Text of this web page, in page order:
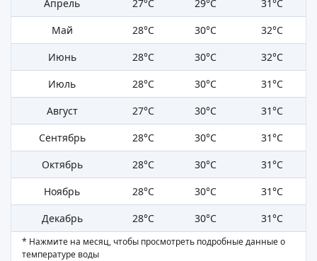
Апрель
27°C 29°C
31°C
Май
28°C 30°C
32°C
Июнь
28°C 30°C
32°C
Июль
28°C 30°C
31°C
Август
27°C 30°C
31°C
Сентябрь
28°C 30°C
31°C
Октябрь
28°C 30°C
31°C
Ноябрь
28°C 30°C
31°C
Декабрь
28°C 30°C 31°C
* Нажмите на месяц, чтобы просмотреть подробные данные о
температуре воды